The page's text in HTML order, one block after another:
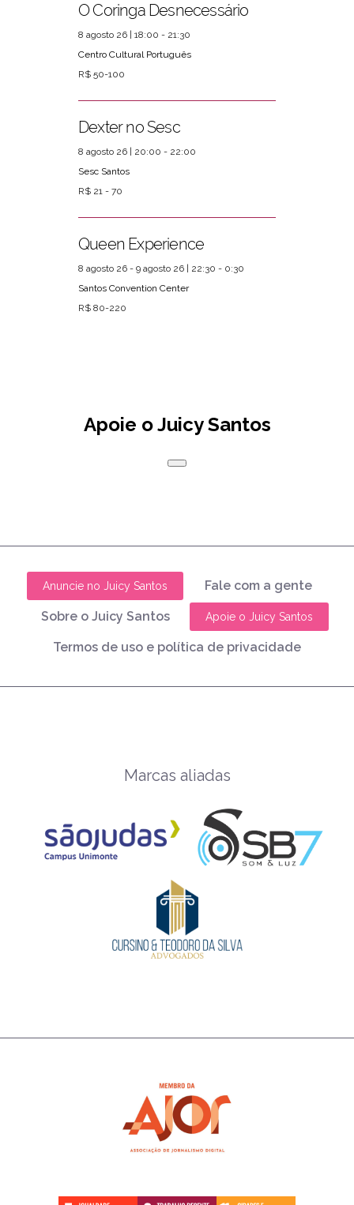
O Coringa Desnecessário
8 agosto 26 | 18:00 - 21:30
Centro Cultural Português
R$ 50-100
Dexter no Sesc
8 agosto 26 | 20:00 - 22:00
Sesc Santos
R$ 21 - 70
Queen Experience
8 agosto 26 - 9 agosto 26 | 22:30 - 0:30
Santos Convention Center
R$ 80-220
Apoie o Juicy Santos
Anuncie no Juicy Santos Fale com a gente
Sobre o Juicy Santos Apoie o Juicy Santos
Termos de uso e política de privacidade
Marcas aliadas